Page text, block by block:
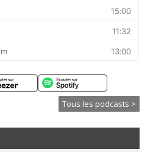
Tous les podcasts >